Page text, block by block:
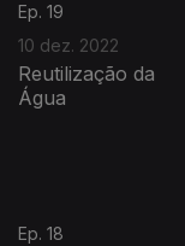
Ep. 19
10 dez. 2022
Reutilização da
Água
Ep. 18